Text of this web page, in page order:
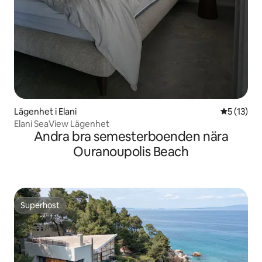
Lägenhet i Elani 5 av 5 i
5 (13)
Elani SeaView Lägenhet
Andra bra semesterboenden nära
Ouranoupolis Beach
Superhost
Superhost